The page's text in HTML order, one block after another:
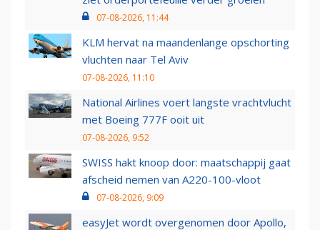
07-08-2026, 11:44
KLM hervat na maandenlange opschorting
vluchten naar Tel Aviv
07-08-2026, 11:10
National Airlines voert langste vrachtvlucht
met Boeing 777F ooit uit
07-08-2026, 9:52
SWISS hakt knoop door: maatschappij gaat
afscheid nemen van A220-100-vloot
07-08-2026, 9:09
easyJet wordt overgenomen door Apollo,